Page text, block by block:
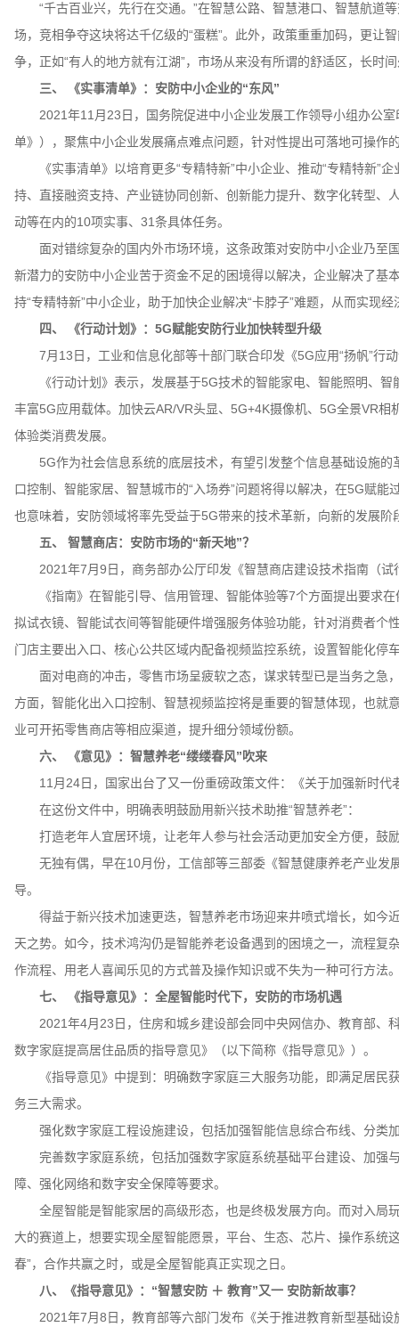
“千古百业兴，先行在交通。”在智慧公路、智慧港口、智慧航道
场，竞相争夺这块将达千亿级的“蛋糕”。此外，政策重重加码，更让
争，正如“有人的地方就有江湖”，市场从来没有所谓的舒适区，长时
三、 《实事清单》：安防中小企业的“东风”
2021年11月23日，国务院促进中小企业发展工作领导小组办公室
单》），聚焦中小企业发展痛点难点问题，针对性提出可落地可操作
《实事清单》以培育更多“专精特新”中小企业、推动“专精特新”
持、直接融资支持、产业链协同创新、创新能力提升、数字化转型、
动等在内的10项实事、31条具体任务。
面对错综复杂的国内外市场环境，这条政策对安防中小企业乃至
新潜力的安防中小企业苦于资金不足的困境得以解决，企业解决了基
持“专精特新”中小企业，助于加快企业解决“卡脖子”难题，从而实现
四、 《行动计划》：5G赋能安防行业加快转型升级
7月13日，工业和信息化部等十部门联合印发《5G应用“扬帆”行
《行动计划》表示，发展基于5G技术的智能家电、智能照明、智
丰富5G应用载体。加快云AR/VR头显、5G+4K摄像机、5G全景VR
体验类消费发展。
5G作为社会信息系统的底层技术，有望引发整个信息基础设施的
口控制、智能家居、智慧城市的“入场券”问题将得以解决，在5G赋
也意味着，安防领域将率先受益于5G带来的技术革新，向新的发展阶
五、 智慧商店：安防市场的“新天地”？
2021年7月9日，商务部办公厅印发《智慧商店建设技术指南（试
《指南》在智能引导、信用管理、智能体验等7个方面提出要求在
拟试衣镜、智能试衣间等智能硬件增强服务体验功能，针对消费者个
门店主要出入口、核心公共区域内配备视频监控系统，设置智能化停
面对电商的冲击，零售市场呈疲软之态，谋求转型已是当务之急
方面，智能化出入口控制、智慧视频监控将是重要的智慧体现，也
业可开拓零售商店等相应渠道，提升细分领域份额。
六、 《意见》：智慧养老“缕缕春风”吹来
11月24日，国家出台了又一份重磅政策文件：《关于加强新时代
在这份文件中，明确表明鼓励用新兴技术助推“智慧养老”：
打造老年人宜居环境，让老年人参与社会活动更加安全方便，鼓励
无独有偶，早在10月份，工信部等三部委《智慧健康养老产业发
导。
得益于新兴技术加速更迭，智慧养老市场迎来井喷式增长，如今
天之势。如今，技术鸿沟仍是智能养老设备遇到的困境之一，流程复
作流程、用老人喜闻乐见的方式普及操作知识或不失为一种可行方法
七、 《指导意见》：全屋智能时代下，安防的市场机遇
2021年4月23日，住房和城乡建设部会同中央网信办、教育部、
数字家庭提高居住品质的指导意见》（以下简称《指导意见》）。
《指导意见》中提到：明确数字家庭三大服务功能，即满足居民
务三大需求。
强化数字家庭工程设施建设，包括加强智能信息综合布线、分类
完善数字家庭系统，包括加强数字家庭系统基础平台建设、加强
障、强化网络和数字安全保障等要求。
全屋智能是智能家居的高级形态，也是终极发展方向。而对入局
大的赛道上，想要实现全屋智能愿景，平台、生态、芯片、操作系统
春”，合作共赢之时，或是全屋智能真正实现之日。
八、《指导意见》：“智慧安防 ＋ 教育”又一 安防新故事？
2021年7月8日，教育部等六部门发布《关于推进教育新型基础设